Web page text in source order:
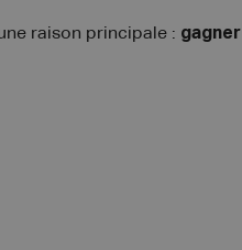
raison principale :